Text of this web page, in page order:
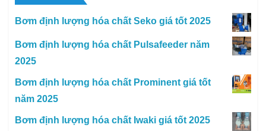
Bơm định lượng hóa chất Seko giá tốt 2025
Bơm định lượng hóa chất Pulsafeeder năm
2025
Bơm định lượng hóa chất Prominent giá tốt
năm 2025
Bơm định lượng hóa chất Iwaki giá tốt 2025